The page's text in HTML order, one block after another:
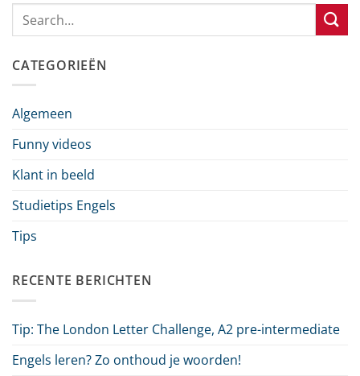
CATEGORIEËN
Algemeen
Funny videos
Klant in beeld
Studietips Engels
Tips
RECENTE BERICHTEN
Tip: The London Letter Challenge, A2 pre-intermediate
Engels leren? Zo onthoud je woorden!